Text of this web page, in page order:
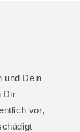
und Dein
Dir
vor,